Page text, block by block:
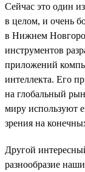
Сейчас это один
в целом, и очень
в Нижнем
инструментов
приложений
интеллекта. Его
на глобальный
миру используют
зрения на
Другой
разнообразие